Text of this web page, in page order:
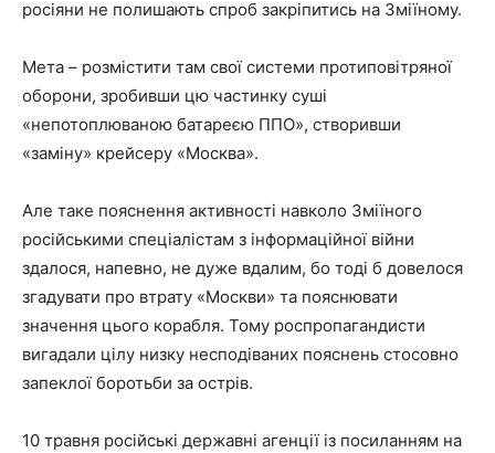
росіяни не полишають спроб закріпитись на Зміїному.
Мета – розмістити там свої системи протиповітряної
оборони, зробивши цю частинку суші
«непотоплюваною батареєю ППО», створивши
«заміну» крейсеру «Москва».
Але таке пояснення активності навколо Зміїного
російськими спеціалістам з інформаційної війни
здалося, напевно, не дуже вдалим, бо тоді б довелося
згадувати про втрату «Москви» та пояснювати
значення цього корабля. Тому роспропагандисти
вигадали цілу низку несподіваних пояснень стосовно
запеклої боротьби за острів.
10 травня російські державні агенції із посиланням на